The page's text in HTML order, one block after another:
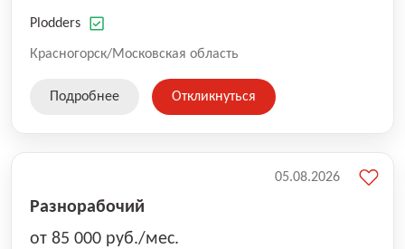
оказываемых услуг.
Plodders
Красногорск/Московская область
Подробнее Откликнуться
Разнорабочий
от 85 000 руб./мес.
05.08.2026